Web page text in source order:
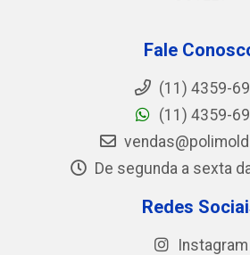
Fale
(11) 4359-
(11) 4359-
De segunda a sexta
Redes
Instagram